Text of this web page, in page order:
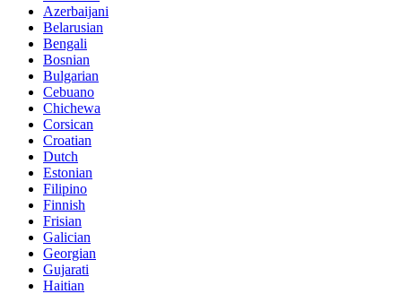
Azerbaijani
Belarusian
Bengali
Bosnian
Bulgarian
Cebuano
Chichewa
Corsican
Croatian
Dutch
Estonian
Filipino
Finnish
Frisian
Galician
Georgian
Gujarati
Haitian